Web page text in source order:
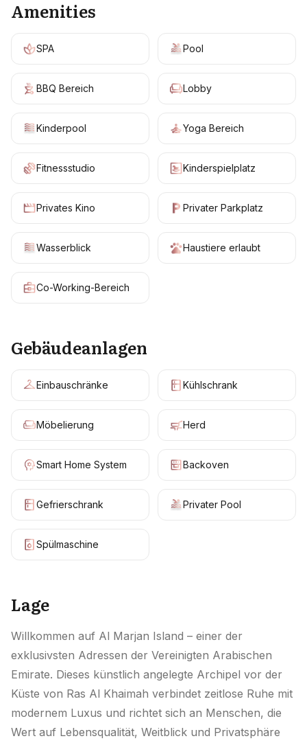
Amenities
SPA Pool
BBQ Bereich Lobby
Kinderpool Yoga Bereich
Fitnessstudio Kinderspielplatz
Privates Kino Privater Parkplatz
Wasserblick Haustiere erlaubt
Co-Working-Bereich
Gebäudeanlagen
Einbauschränke Kühlschrank
Möbelierung Herd
Smart Home System Backoven
Gefrierschrank Privater Pool
Spülmaschine
Lage
Willkommen auf Al Marjan Island – einer der
exklusivsten Adressen der Vereinigten Arabischen
Emirate. Dieses künstlich angelegte Archipel vor der
Küste von Ras Al Khaimah verbindet zeitlose Ruhe mit
modernem Luxus und richtet sich an Menschen, die
Wert auf Lebensqualität, Weitblick und Privatsphäre